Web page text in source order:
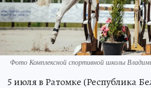
Фото Комплексной спортивной школы
5 июля в Ратомке (Республика